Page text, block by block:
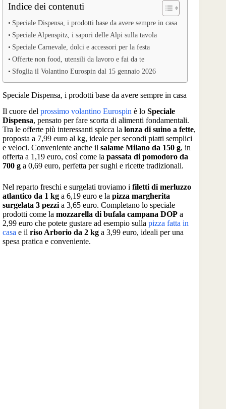
Indice dei contenuti
Speciale Dispensa, i prodotti base da avere sempre in casa
Speciale Alpenspitz, i sapori delle Alpi sulla tavola
Speciale Carnevale, dolci e accessori per la festa
Offerte non food, utensili da lavoro e fai da te
Sfoglia il Volantino Eurospin dal 15 gennaio 2026
Speciale Dispensa, i prodotti base da avere sempre in casa
Il cuore del prossimo volantino Eurospin è lo Speciale
Dispensa, pensato per fare scorta di alimenti fondamentali.
Tra le offerte più interessanti spicca la lonza di suino a fette,
proposta a 7,99 euro al kg, ideale per secondi piatti semplici
e veloci. Conveniente anche il salame Milano da 150 g, in
offerta a 1,19 euro, così come la passata di pomodoro da
700 g a 0,69 euro, perfetta per sughi e ricette tradizionali.
Nel reparto freschi e surgelati troviamo i filetti di merluzzo
atlantico da 1 kg a 6,19 euro e la pizza margherita
surgelata 3 pezzia 3,65 euro. Completano lo speciale
prodotti come la mozzarella di bufala campana DOP a
2,99 euro che potete gustare ad esempio sulla pizza fatta in
casa e il riso Arborio da 2 kg a 3,99 euro, ideali per una
spesa pratica e conveniente.